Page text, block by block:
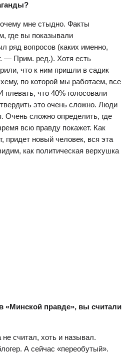
мне стыдно. Факты
где вы показывали
ряд вопросов (каких именно,
— Прим. ред.). Хотя есть
что к ним пришли в садик
по которой мы работаем, все
что 40% голосовали
это очень сложно. Люди
Очень сложно определить, где
всю правду покажет. Как
придет новый человек, вся эта
как политическая верхушка
«Минской правде», вы считали
считал, хоть и называл.
А сейчас «переобутый».